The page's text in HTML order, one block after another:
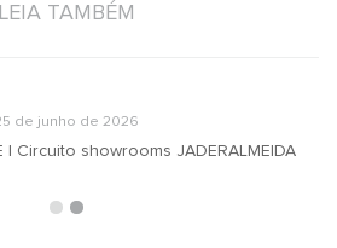
LEIA TAMBÉM
de junho de 2026
| Circuito showrooms JADERALMEIDA